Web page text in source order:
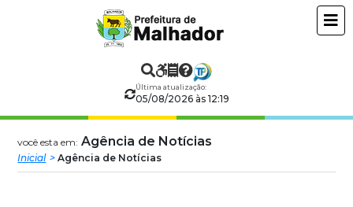
Prefeitura
Municipal
Malhador
Última atualização:
05/08/2026 às 12:19
você esta em: Agência de Notícias
Inicial Agência de Notícias